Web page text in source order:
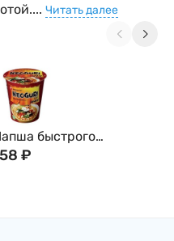
Читать далее
быстрого
Нонгшим
₽